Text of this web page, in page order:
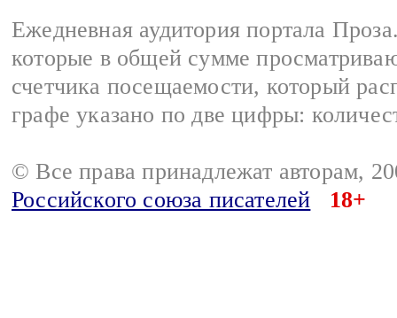
Ежедневная аудитория портала
которые в общей сумме
счетчика посещаемости, который
графе указано по две цифры:
© Все права принадлежат авторам,
Российского союза писателей
18+